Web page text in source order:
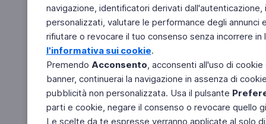
navigazione, identificatori derivati
personalizzati, valutare le performance degli
rifiutare o revocare il tuo consenso senza incorrere
l'informativa sui cookie.
Premendo Acconsento, acconsenti all'uso di
banner, continuerai la navigazione in assenza di
pubblicità non personalizzata. Usa il pulsante
parti e cookie, negare il consenso o revocare quello
Le scelte da te espresse verranno applicate al solo